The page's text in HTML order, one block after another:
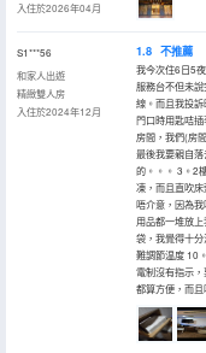
入住於2026年04月
S1***56
和家人出遊
精緻雙人房
入住於2024年12月
1.8 不推薦
我今次住6日5
服務台不但未
線。而且我投
門口時用匙咭
房間，我們(房
最後我要親自
的。。。 3。2
凍，而且直吹
唔介意，因為
用品都一堆放
袋，我覺得十
難調節温度 10
電制沒有指示
都算方便，而且